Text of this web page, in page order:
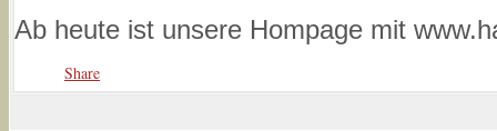
Ab heute ist unsere Hompage mit
Share